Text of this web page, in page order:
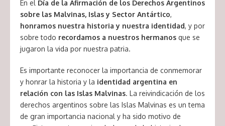
En el Día de la Afirmación de los Derechos Argentinos
sobre las Malvinas, Islas y Sector Antártico,
honramos nuestra historia y nuestra identidad, y por
sobre todo recordamos a nuestros hermanos que se
jugaron la vida por nuestra patria.
Es importante reconocer la importancia de conmemorar
y honrar la historia y la identidad argentina en
relación con las Islas Malvinas. La reivindicación de los
derechos argentinos sobre las Islas Malvinas es un tema
de gran importancia nacional y ha sido motivo de